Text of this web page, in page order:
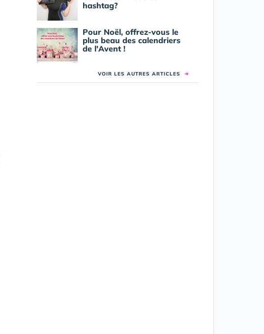
hashtag?
Pour Noël, offrez-vous le
plus beau des calendriers
de l'Avent !
VOIR LES AUTRES ARTICLES ➜